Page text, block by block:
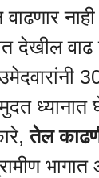
देखील वाढ
तेल
भागात